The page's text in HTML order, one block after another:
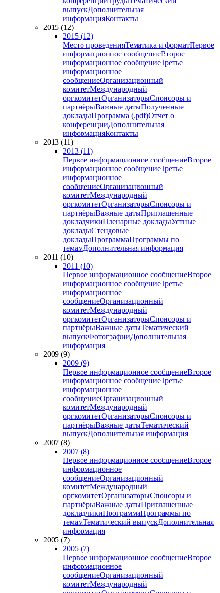
выпускДополнительная
информацияКонтакты
2015 (12)
2015 (12)
Место проведенияТематика и форматПервое
информационное сообщениеВторое
информационное сообщениеТретье
информационное
сообщениеОрганизационный
комитетМеждународный
оргкомитетОрганизаторыСпонсоры и
партнёрыВажные датыПолученные
докладыПрограмма (.pdf)Отчет о
конференцииДополнительная
информацияКонтакты
2013 (11)
2013 (11)
Первое информационное сообщениеВторое
информационное сообщениеТретье
информационное
сообщениеОрганизационный
комитетМеждународный
оргкомитетОрганизаторыСпонсоры и
партнёрыВажные датыПриглашенные
докладчикиПленарные докладыУстные
докладыСтендовые
докладыПрограммаПрограммы по
темамДополнительная информация
2011 (10)
2011 (10)
Первое информационное сообщениеВторое
информационное сообщениеТретье
информационное
сообщениеОрганизационный
комитетМеждународный
оргкомитетОрганизаторыСпонсоры и
партнёрыВажные датыТематический
выпускФотографииДополнительная
информация
2009 (9)
2009 (9)
Первое информационное сообщениеВторое
информационное сообщениеТретье
информационное
сообщениеОрганизационный
комитетМеждународный
оргкомитетОрганизаторыСпонсоры и
партнёрыВажные датыТематический
выпускДополнительная информация
2007 (8)
2007 (8)
Первое информационное сообщениеВторое
информационное
сообщениеОрганизационный
комитетМеждународный
оргкомитетОрганизаторыСпонсоры и
партнёрыВажные датыПриглашенные
докладчикиПрограммаПрограммы по
темамТематический выпускДополнительная
информация
2005 (7)
2005 (7)
Первое информационное сообщениеВторое
информационное
сообщениеОрганизационный
комитетМеждународный